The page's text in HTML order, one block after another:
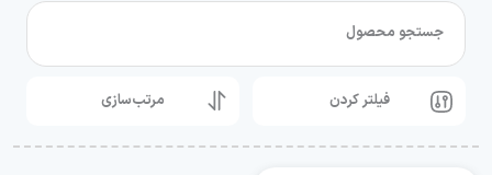
جستجو محصول
فیلتر کردن مرتب‌سازی